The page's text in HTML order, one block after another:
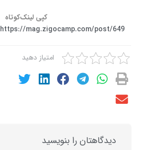
کپی لینک‌کوتاه
https://mag.zigocamp.com/post/649
امتیاز دهید
دیدگاهتان را بنویسید